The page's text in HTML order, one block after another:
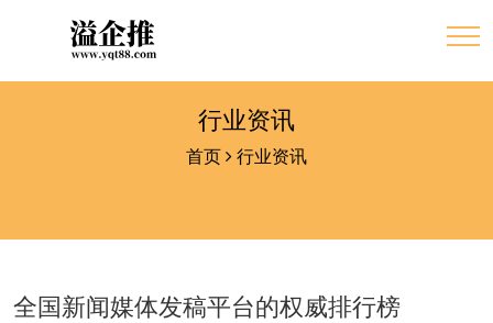
行业资讯
首页 行业资讯
全国新闻媒体发稿平台的权威排行榜